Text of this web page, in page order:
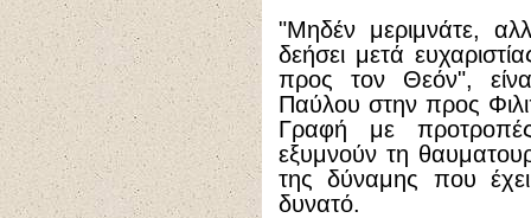
"Μηδέν μεριμνάτε,
δεήσει μετά
προς τον Θεόν",
Παύλου στην προς
Γραφή με
εξυμνούν τη
της δύναμης που
δυνατό.